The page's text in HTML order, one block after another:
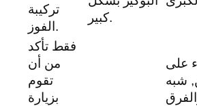
تركيبة
الفوز.
كبير.
فقط تأكد
من أن
تقوم
بزيارة
على
شبه